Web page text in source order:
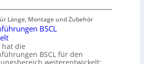
Länge, Montage und Zubehör
BSCL
hat die
BSCL für den